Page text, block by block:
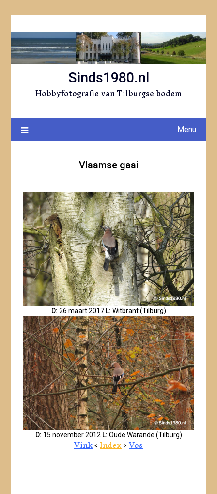
naar
inhoud
Sinds1980.nl
Hobbyfotografie van Tilburgse bodem
Menu
Vlaamse gaai
D: 26 maart 2017 L: Witbrant (Tilburg)
D: 15 november 2012 L: Oude Warande (Tilburg)
Vink<Index>Vos